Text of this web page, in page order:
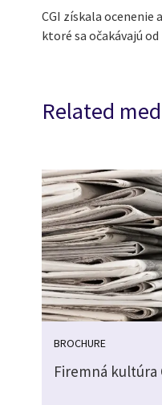
CGI získala ocenenie
ktoré sa očakávajú
Related
BROCHURE
Firemná kultúra